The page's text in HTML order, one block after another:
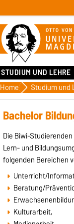
STUDIUM UND LEHRE
Home Studium und
Bachelor
Die Biwi-
Lern- und
folgenden Bereichen
Unterricht/
Beratung/
Kulturarbeit,